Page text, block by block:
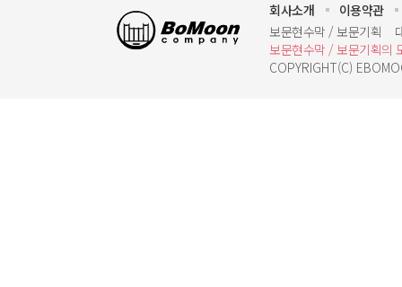
보문기획회사소개
이용약관
보문현수막 / 보문기획
보문현수막 / 보문기획의
COPYRIGHT(C)